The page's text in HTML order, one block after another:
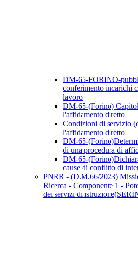
DM-65-FORINO-
conferimento incarichi
lavoro
DM-65-(Forino)
l'affidamento diretto
Condizioni di servizio
l'affidamento diretto
DM-65-
di una procedura di
DM-65-
cause di conflitto di
PNRR - (D.M.66/2023)
Ricerca - Componente 1 -
dei servizi di